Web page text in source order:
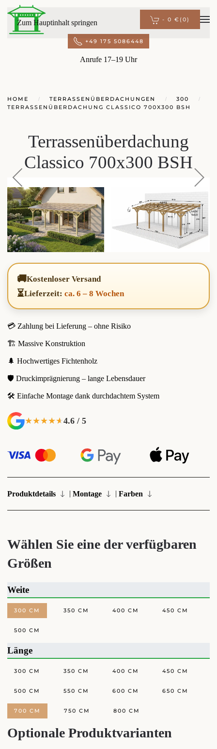
Zum Hauptinhalt springen - 0 € (0)
+49 175 5086448
Anrufe 17–19 Uhr
HOME TERRASSENÜBERDACHUNGEN
300
TERRASSENÜBERDACHUNG CLASSICO 700X300 BSH
Terrassenüberdachung
Classico 700x300 BSH
🚚Kostenloser Versand
⏳Lieferzeit: ca. 6 – 8 Wochen
💳 Zahlung bei Lieferung – ohne Risiko
🏗️ Massive Konstruktion
🌲 Hochwertiges Fichtenholz
🛡️ Druckimprägnierung – lange Lebensdauer
🛠️ Einfache Montage dank durchdachtem System
★★★★★
★★★★★4.6 / 5
Produktdetails | Montage | Farben
Wählen Sie eine der verfügbaren
Größen
Weite
300 CM 350 CM 400 CM 450 CM
500 CM
Länge
300 CM 350 CM 400 CM 450 CM
500 CM 550 CM 600 CM 650 CM
700 CM 750 CM 800 CM
Optionale Produktvarianten